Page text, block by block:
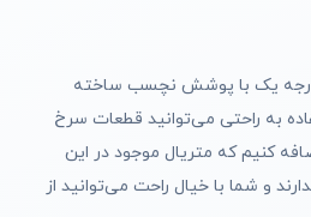
یک با پوشش نچسب ساخته
به راحتی می‌توانید قطعات سرخ
کنیم که متریال موجود در این
و شما با خیال راحت می‌توانید از